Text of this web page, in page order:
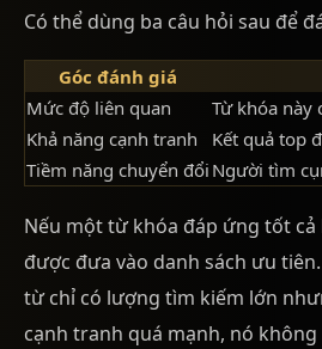
Có thể dùng ba câu hỏi sau để
Góc đánh giá
Mức độ liên quan
Từ khóa này
Khả năng cạnh tranh
Kết quả top
Tiềm năng chuyển đổi Người tìm
Nếu một từ khóa đáp ứng tốt cả
được đưa vào danh sách ưu
từ chỉ có lượng tìm kiếm lớn
cạnh tranh quá mạnh, nó